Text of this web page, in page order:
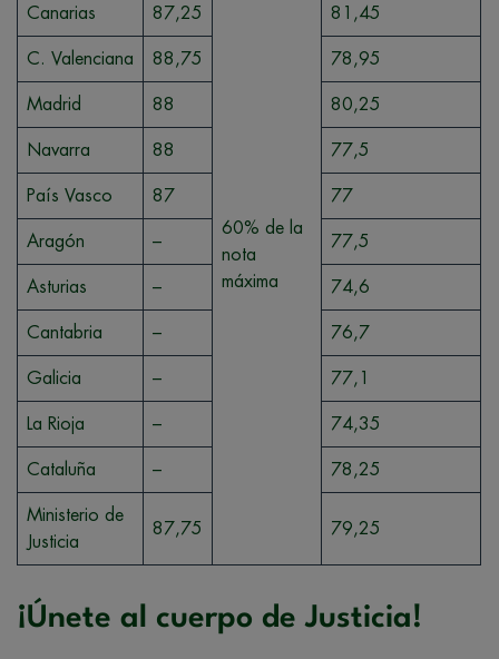
60% de la
nota
máxima
Canarias 87,25 81,45
C. Valenciana 88,75 78,95
Madrid 88 80,25
Navarra 88 77,5
País Vasco 87 77
Aragón – 77,5
Asturias – 74,6
Cantabria – 76,7
Galicia – 77,1
La Rioja – 74,35
Cataluña – 78,25
Ministerio de
Justicia
87,75 79,25
¡Únete al cuerpo de Justicia!